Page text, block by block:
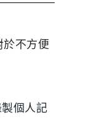
於不方便
個人記